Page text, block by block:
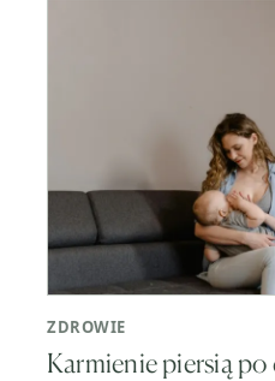
ZDROWIE
Karmienie piersią